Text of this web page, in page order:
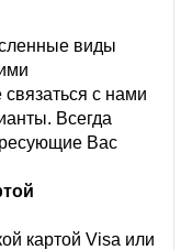
виды
с нами
Всегда
Вас
картой Visa или